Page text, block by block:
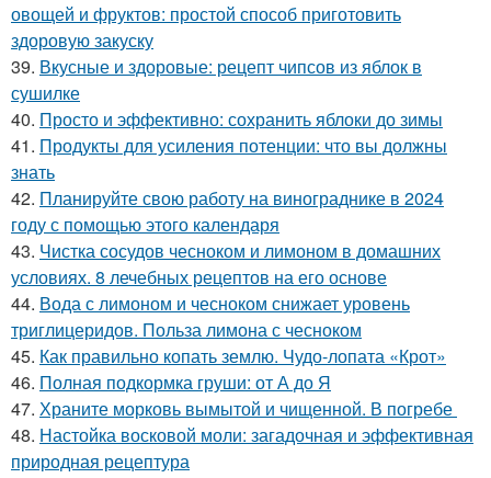
овощей и фруктов: простой способ приготовить
здоровую закуску
39. Вкусные и здоровые: рецепт чипсов из яблок в
сушилке
40. Просто и эффективно: сохранить яблоки до зимы
41. Продукты для усиления потенции: что вы должны
знать
42. Планируйте свою работу на винограднике в 2024
году с помощью этого календаря
43. Чистка сосудов чесноком и лимоном в домашних
условиях. 8 лечебных рецептов на его основе
44. Вода с лимоном и чесноком снижает уровень
триглицеридов. Польза лимона с чесноком
45. Как правильно копать землю. Чудо-лопата «Крот»
46. Полная подкормка груши: от А до Я
47. Храните морковь вымытой и чищенной. В погребе
48. Настойка восковой моли: загадочная и эффективная
природная рецептура